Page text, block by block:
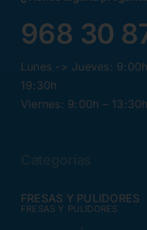
968 30
Lunes -> Jueves:
19:30h
Viernes: 9:00h – 13:30h
FRESAS Y PULIDORES
FRESAS Y PULIDORES